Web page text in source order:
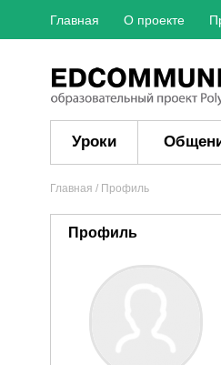
Главная О проекте
Уроки
Главная / Профиль
Профиль